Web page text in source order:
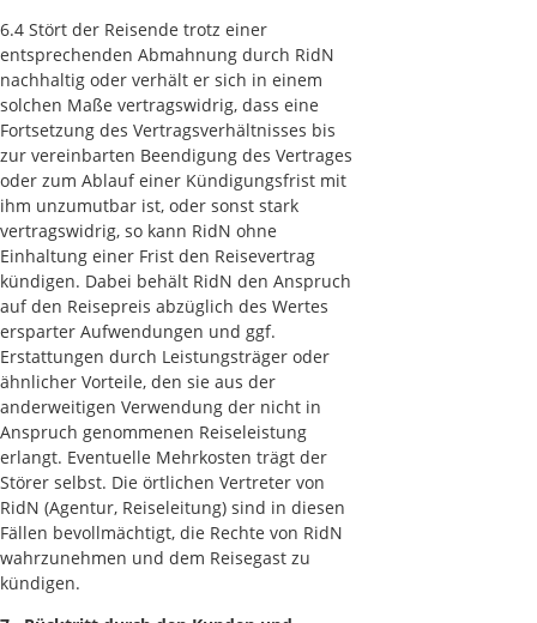
6.4 Stört der Reisende trotz einer
entsprechenden Abmahnung durch RidN
nachhaltig oder verhält er sich in einem
solchen Maße vertragswidrig, dass eine
Fortsetzung des Vertragsverhältnisses bis
zur vereinbarten Beendigung des Vertrages
oder zum Ablauf einer Kündigungsfrist mit
ihm unzumutbar ist, oder sonst stark
vertragswidrig, so kann RidN ohne
Einhaltung einer Frist den Reisevertrag
kündigen. Dabei behält RidN den Anspruch
auf den Reisepreis abzüglich des Wertes
ersparter Aufwendungen und ggf.
Erstattungen durch Leistungsträger oder
ähnlicher Vorteile, den sie aus der
anderweitigen Verwendung der nicht in
Anspruch genommenen Reiseleistung
erlangt. Eventuelle Mehrkosten trägt der
Störer selbst. Die örtlichen Vertreter von
RidN (Agentur, Reiseleitung) sind in diesen
Fällen bevollmächtigt, die Rechte von RidN
wahrzunehmen und dem Reisegast zu
kündigen.